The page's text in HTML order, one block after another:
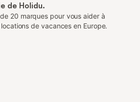
de Holidu.
20 marques pour vous aider à
de vacances en Europe.